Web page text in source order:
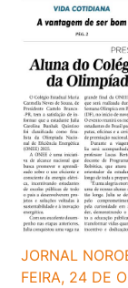
JORNAL
FEIRA, 24 DE